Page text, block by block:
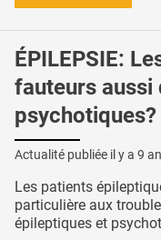
ÉPILEPSIE:
fauteurs aussi
psychotiques?
Actualité publiée il y a 9
Les patients
particulière aux
épileptiques et